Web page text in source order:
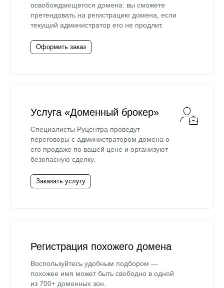
освобождающегося домена: вы сможете
претендовать на регистрацию домена, если
текущий администратор его не продлит.
Оформить заказ
Услуга «Доменный брокер»
Специалисты Руцентра проведут
переговоры с администратором домена о
его продаже по вашей цене и организуют
безопасную сделку.
Заказать услугу
Регистрация похожего домена
Воспользуйтесь удобным подбором —
похожее имя может быть свободно в одной
из 700+ доменных зон.